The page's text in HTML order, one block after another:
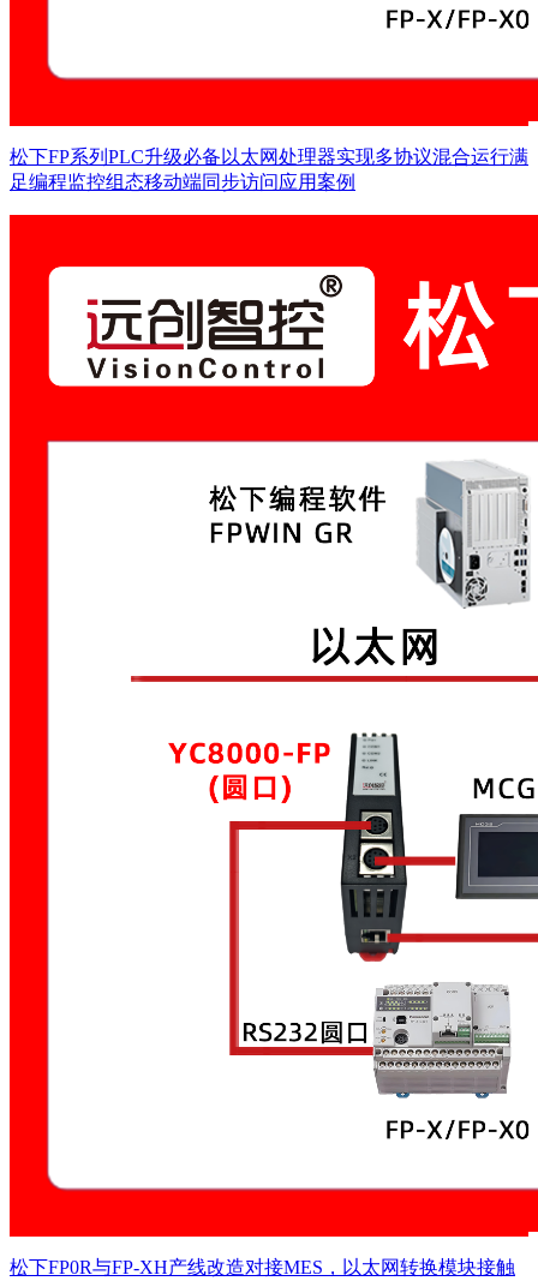
松下FP系列PLC升级必备以太网处理器实现多协议混合运行满
足编程监控组态移动端同步访问应用案例
松下FP0R与FP-XH产线改造对接MES，以太网转换模块接触